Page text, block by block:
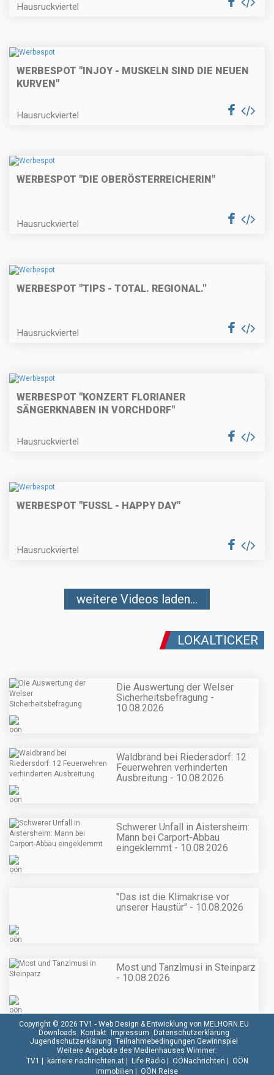
Hausruckviertel
WERBESPOT "INJOY - MUSKELN SIND DIE NEUEN
KURVEN"
Hausruckviertel
WERBESPOT "DIE OBERÖSTERREICHERIN"
Hausruckviertel
WERBESPOT "TIPS - TOTAL. REGIONAL."
Hausruckviertel
WERBESPOT "KONZERT FLORIANER
SÄNGERKNABEN IN VORCHDORF"
Hausruckviertel
WERBESPOT "FUSSL - HAPPY DAY"
Hausruckviertel
weitere Videos laden...
LOKALTICKER
Die Auswertung der Welser
Sicherheitsbefragung -
10.08.2026
Waldbrand bei Riedersdorf: 12
Feuerwehren verhinderten
Ausbreitung - 10.08.2026
Schwerer Unfall in Aistersheim:
Mann bei Carport-Abbau
eingeklemmt - 10.08.2026
"Das ist die Klimakrise vor
unserer Haustür" - 10.08.2026
Most und Tanzlmusi in Steinparz
- 10.08.2026
Copyright © 2026 TV1 - Web Design & Entwicklung von MELHORN.EU
Downloads Kontakt Impressum Datenschutzerklärung
Jugendschutzerklärung Teilnahmebedingungen Gewinnspiel
Weitere Angebote des Medienhauses Wimmer:
TV1 | karriere.nachrichten.at| Life Radio| OÖNachrichten | OÖN
Immobilien | OÖN Reise